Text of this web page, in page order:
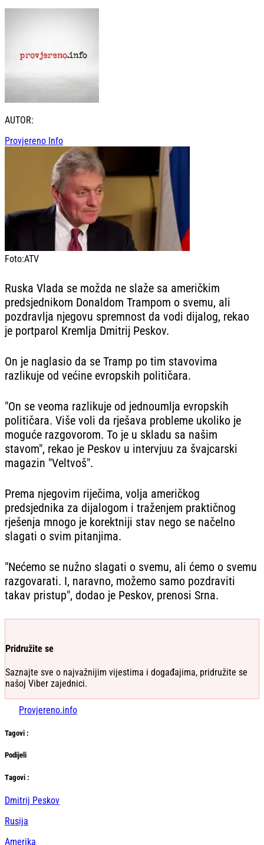
AUTOR:
Provjereno Info
Foto:ATV
Ruska Vlada se možda ne slaže sa američkim
predsjednikom Donaldom Trampom o svemu, ali
pozdravlja njegovu spremnost da vodi dijalog, rekao
je portparol Kremlja Dmitrij Peskov.
On je naglasio da se Tramp po tim stavovima
razlikuje od većine evropskih političara.
"On se veoma razlikuje od jednoumlja evropskih
političara. Više voli da rješava probleme ukoliko je
moguće razgovorom. To je u skladu sa našim
stavom", rekao je Peskov u intervjuu za švajcarski
magazin "Veltvoš".
Prema njegovim riječima, volja američkog
predsjednika za dijalogom i traženjem praktičnog
rješenja mnogo je korektniji stav nego se načelno
slagati o svim pitanjima.
"Nećemo se nužno slagati o svemu, ali ćemo o svemu
razgovarati. I, naravno, možemo samo pozdraviti
takav pristup", dodao je Peskov, prenosi Srna.
Pridružite se
Saznajte sve o najvažnijim vijestima i događajima, pridružite se
našoj Viber zajednici.
Provjereno.info
Tagovi :
Podijeli
Тagovi :
Dmitrij Peskov
Rusija
Amerika